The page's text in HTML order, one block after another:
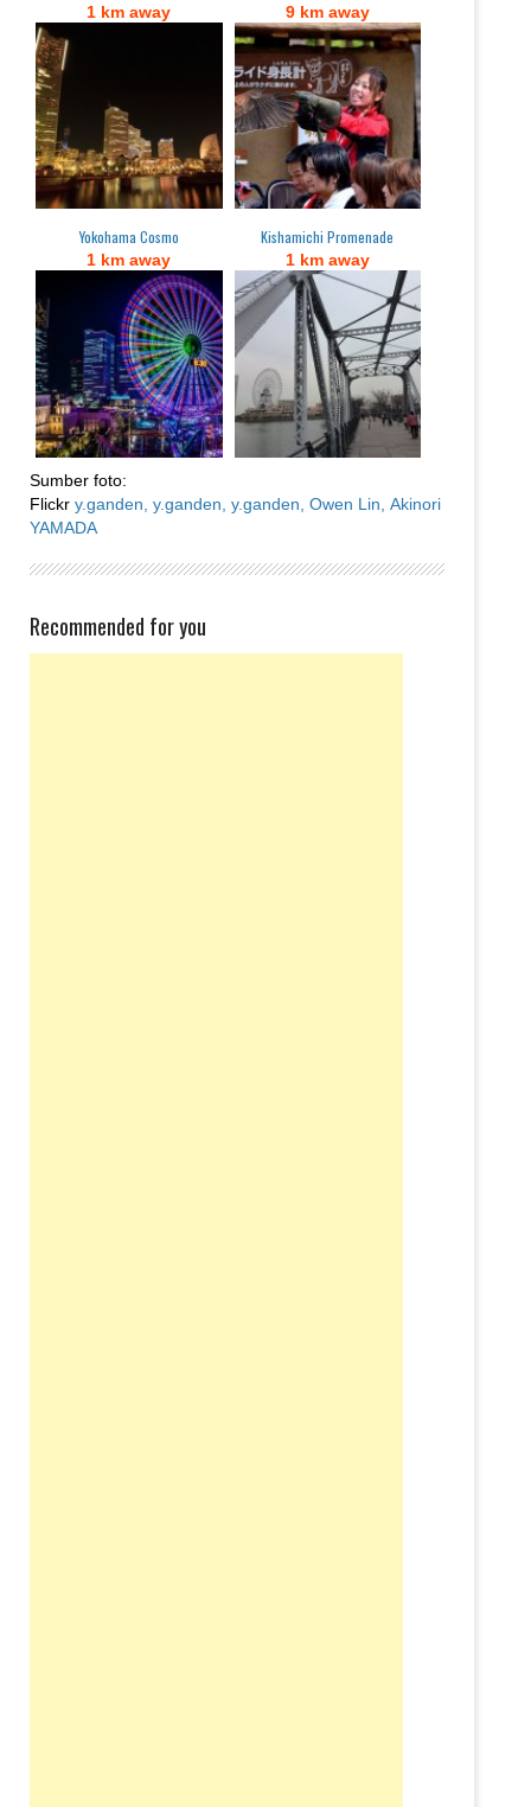
1 km away 9 km away
Yokohama Cosmo
1 km away
Kishamichi Promenade
1 km away
Sumber foto:
Flickr y.ganden, y.ganden, y.ganden, Owen Lin, Akinori
YAMADA
Recommended for you